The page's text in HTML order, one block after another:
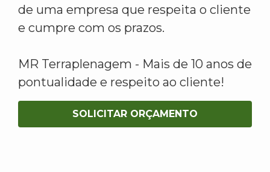
de uma empresa que respeita o cliente
e cumpre com os prazos.
MR Terraplenagem - Mais de 10 anos de
pontualidade e respeito ao cliente!
SOLICITAR ORÇAMENTO